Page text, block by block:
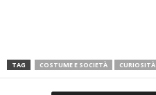
TAG COSTUME E SOCIETÀ CURIOSITÀ